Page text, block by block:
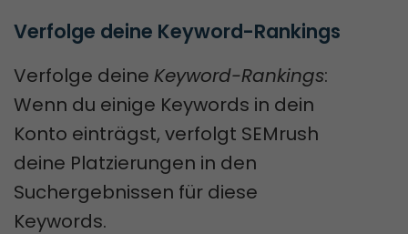
Verfolge deine Keyword-Rankings
Verfolge deine Keyword-Rankings:
Wenn du einige Keywords in dein
Konto einträgst, verfolgt SEMrush
deine Platzierungen in den
Suchergebnissen für diese
Keywords.